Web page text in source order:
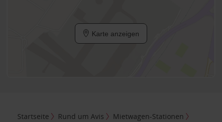
Karte anzeigen
Startseite Rund um Avis
Mietwagen-Stationen